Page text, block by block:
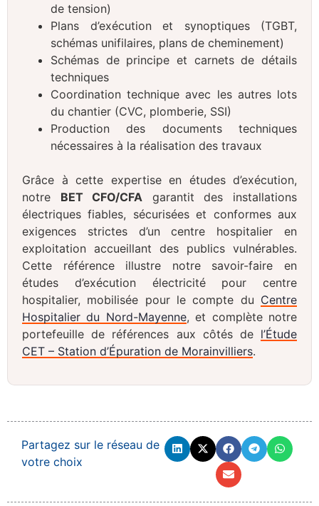
de tension)
Plans d’exécution et synoptiques (TGBT,
schémas unifilaires, plans de cheminement)
Schémas de principe et carnets de détails
techniques
Coordination technique avec les autres lots
du chantier (CVC, plomberie, SSI)
Production des documents techniques
nécessaires à la réalisation des travaux
Grâce à cette expertise en études d’exécution,
notre BET CFO/CFA garantit des installations
électriques fiables, sécurisées et conformes aux
exigences strictes d’un centre hospitalier en
exploitation accueillant des publics vulnérables.
Cette référence illustre notre savoir-faire en
études d’exécution électricité pour centre
hospitalier, mobilisée pour le compte du Centre
Hospitalier du Nord-Mayenne, et complète notre
portefeuille de références aux côtés de l’Étude
CET – Station d’Épuration de Morainvilliers.
Partagez sur le réseau de
votre choix